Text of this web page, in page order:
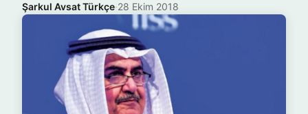
Şarkul Avsat Türkçe·28 Ekim 2018